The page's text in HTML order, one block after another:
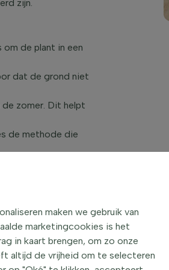
zijn.
de plant in een
dat de grond niet
de zomer. Dit helpt
de methode die
Zorg dus voor
maken we gebruik van
marketingcookies is het
in kaart brengen, om zo onze
altijd de vrijheid om te selecteren